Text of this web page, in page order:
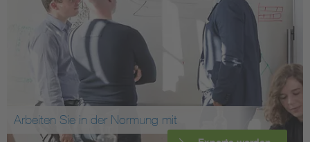
Arbeiten Sie in der Normung mit